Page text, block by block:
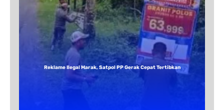
Reklame Ilegal Marak, Satpol PP Gerak Cepat Tertibkan